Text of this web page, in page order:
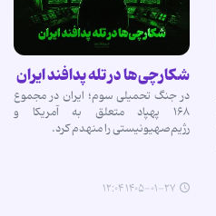
شکارچی‌ها در تله پدافند ایران
در جنگ تحمیلی سوم؛ ایران در مجموع
۱۶۸ پهپاد متعلق به آمریکا و
رژیم‌صهیونیستی را منهدم کرد.
۱۴۰۵-۰۱-۲۷ ۱۲:۰۴